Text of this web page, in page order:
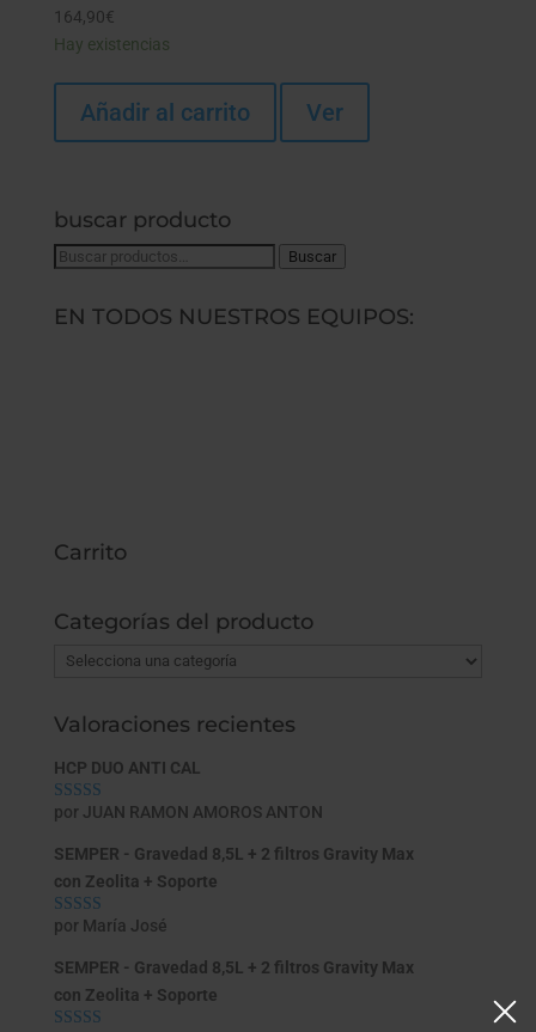
164,90€
Hay existencias
Añadir al carrito Ver
buscar producto
Buscar
Buscar
EN TODOS NUESTROS EQUIPOS:
Carrito
Categorías del producto
Valoraciones recientes
HCP DUO ANTI CAL
Valorado con
por JUAN RAMON AMOROS ANTON
SEMPER - Gravedad 8,5L + 2 filtros Gravity Max
con Zeolita + Soporte
Valorado con
por María José
SEMPER - Gravedad 8,5L + 2 filtros Gravity Max
con Zeolita + Soporte